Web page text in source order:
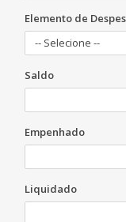
Elemento de
-- Selecione --
Saldo
Empenhado
Liquidado